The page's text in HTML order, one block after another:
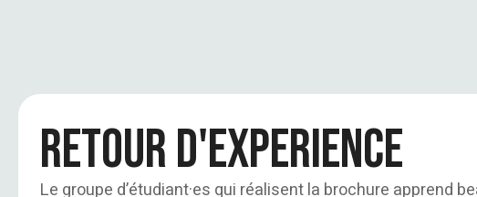
Retour d'experience
Le groupe d’étudiant·es qui réalisent la brochure